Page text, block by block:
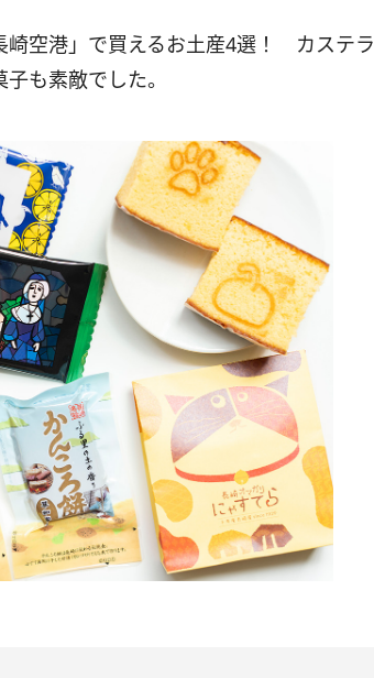
空港」 で買えるお土産4選！ カステラ
も素敵でした。